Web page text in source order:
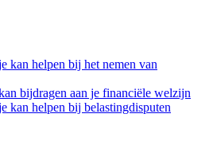
kan helpen bij het nemen van
bijdragen aan je financiële welzijn
kan helpen bij belastingdisputen